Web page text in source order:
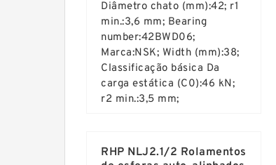
Diâmetro chato (mm):42; r1
min.:3,6 mm; Bearing
number:42BWD06;
Marca:NSK; Width (mm):38;
Classificação básica Da
carga estática (C0):46 kN;
r2 min.:3,5 mm;
RHP NLJ2.1/2 Rolamentos